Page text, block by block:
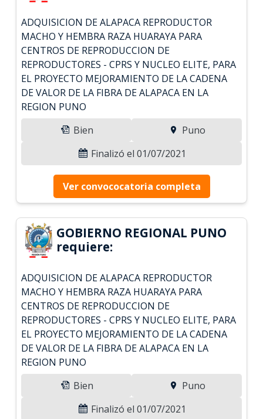
ADQUISICION DE ALAPACA REPRODUCTOR
MACHO Y HEMBRA RAZA HUARAYA PARA
CENTROS DE REPRODUCCION DE
REPRODUCTORES - CPRS Y NUCLEO ELITE, PARA
EL PROYECTO MEJORAMIENTO DE LA CADENA
DE VALOR DE LA FIBRA DE ALAPACA EN LA
REGION PUNO
Bien
Puno
Finalizó el 01/07/2021
Ver convococatoria completa
GOBIERNO REGIONAL PUNO
requiere:
ADQUISICION DE ALAPACA REPRODUCTOR
MACHO Y HEMBRA RAZA HUARAYA PARA
CENTROS DE REPRODUCCION DE
REPRODUCTORES - CPRS Y NUCLEO ELITE, PARA
EL PROYECTO MEJORAMIENTO DE LA CADENA
DE VALOR DE LA FIBRA DE ALAPACA EN LA
REGION PUNO
Bien
Puno
Finalizó el 01/07/2021